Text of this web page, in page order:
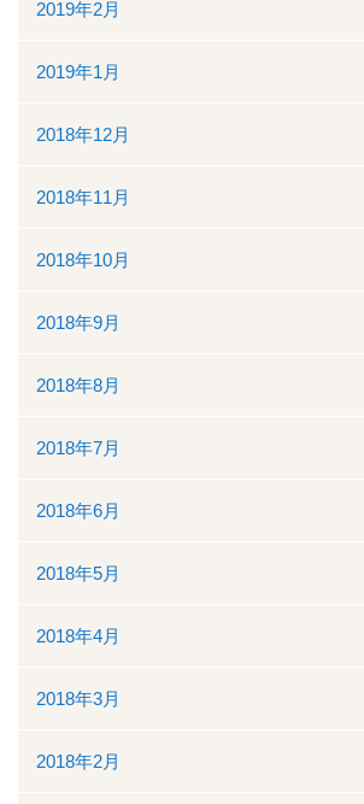
2019年2月
2019年1月
2018年12月
2018年11月
2018年10月
2018年9月
2018年8月
2018年7月
2018年6月
2018年5月
2018年4月
2018年3月
2018年2月